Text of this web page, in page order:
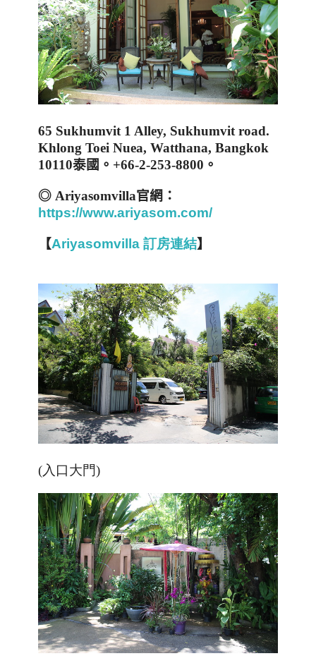
65 Sukhumvit 1 Alley, Sukhumvit road.
Khlong Toei Nuea, Watthana, Bangkok
10110泰國。 +66-2-253-8800 。
◎ Ariyasomvilla官網：
https://www.ariyasom.com/
【Ariyasomvilla 訂房連結】
(入口大門)